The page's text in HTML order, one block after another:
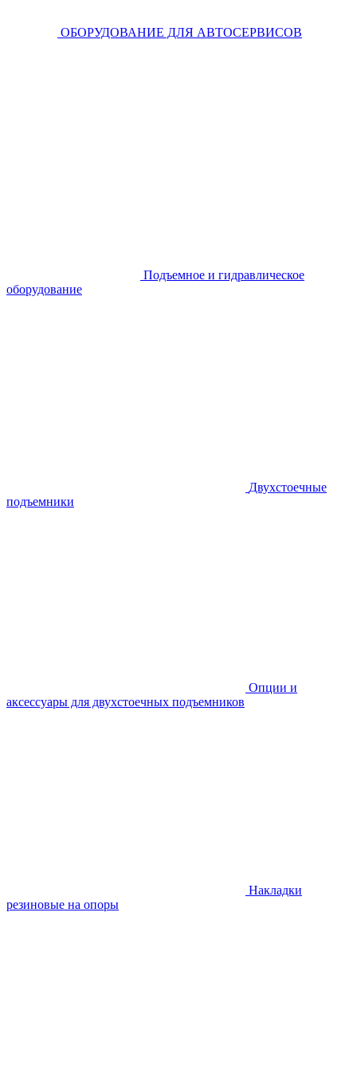
ОБОРУДОВАНИЕ ДЛЯ АВТОСЕРВИСОВ
Подъемное и гидравлическое
оборудование
Двухстоечные
подъемники
Опции и
аксессуары для двухстоечных подъемников
Накладки
резиновые на опоры